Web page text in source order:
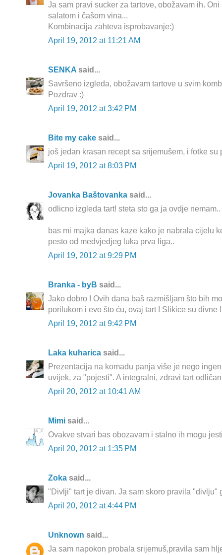
Ja sam pravi sucker za tartove, obožavam ih.
salatom i čašom vina...
Kombinacija zahteva isprobavanje:)
April 19, 2012 at 11:21 AM
SENKA said...
Savršeno izgleda, obožavam tartove u svim
Pozdrav :)
April 19, 2012 at 3:42 PM
Bite my cake said...
još jedan krasan recept sa srijemušem, i fotke su
April 19, 2012 at 8:03 PM
Jovanka Baštovanka said...
odlicno izgleda tart! steta sto ga ja ovdje nemam..
bas mi majka danas kaze kako je nabrala cijelu
pesto od medvjedjeg luka prva liga..
April 19, 2012 at 9:29 PM
Branka - byB said...
Jako dobro ! Ovih dana baš razmišljam što bih
porilukom i evo što ću, ovaj tart ! Slikice su divne !
April 19, 2012 at 9:42 PM
Laka kuharica said...
Prezentacija na komadu panja više je nego
uvijek, za "pojesti". A integralni, zdravi tart
April 20, 2012 at 10:41 AM
Mimi said...
Ovakve stvari bas obozavam i stalno ih mogu
April 20, 2012 at 1:35 PM
Zoka said...
"Divlji" tart je divan. Ja sam skoro pravila "divlju"
April 20, 2012 at 4:44 PM
Unknown said...
Ja sam napokon probala srijemuš,pravila sam